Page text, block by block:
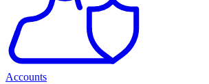
Accounts